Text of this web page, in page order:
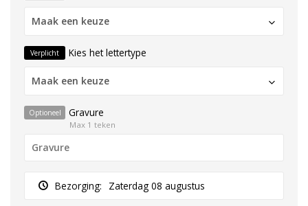
Maak een keuze
Verplicht Kies het lettertype
Maak een keuze
Optioneel Gravure
Max 1 teken
Bezorging: Zaterdag 08 augustus